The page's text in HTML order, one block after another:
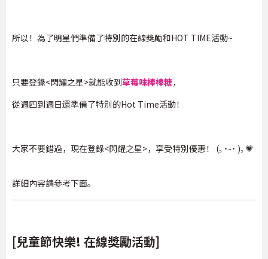
所以！為了明星們準備了特別的在線獎勵和HOT TIME活動~
只要登錄<閃耀之星>就能收到草莓味棒棒糖，
從週四到週日還準備了特別的Hot Time活動！
大家不要錯過，現在登錄<閃耀之星>，享受特別優惠！ (꜆ ˙-˙ )꜆ 💗
詳細內容請參考下面。
[兒童節快樂! 在線獎勵活動]